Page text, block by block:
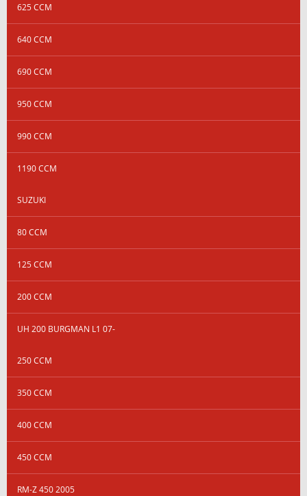
625 CCM
640 CCM
690 CCM
950 CCM
990 CCM
1190 CCM
SUZUKI
80 CCM
125 CCM
200 CCM
UH 200 BURGMAN L1 07-
250 CCM
350 CCM
400 CCM
450 CCM
RM-Z 450 2005